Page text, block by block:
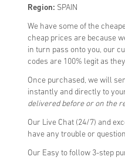
Region: SPAIN
We have some of the
cheap prices are because
in turn pass onto you, our
codes are 100% legit as
Once purchased, we will
instantly and directly to
delivered before or on the
Our Live Chat (24/7) and
have any trouble or
Our Easy to follow 3-step